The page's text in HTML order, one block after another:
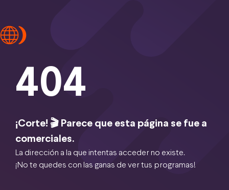
404
¡Corte! 🎬 Parece que esta página se fue a
comerciales.
La dirección a la que intentas acceder no existe.
¡No te quedes con las ganas de ver tus programas!